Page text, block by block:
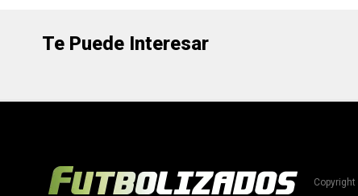
Te Puede Interesar